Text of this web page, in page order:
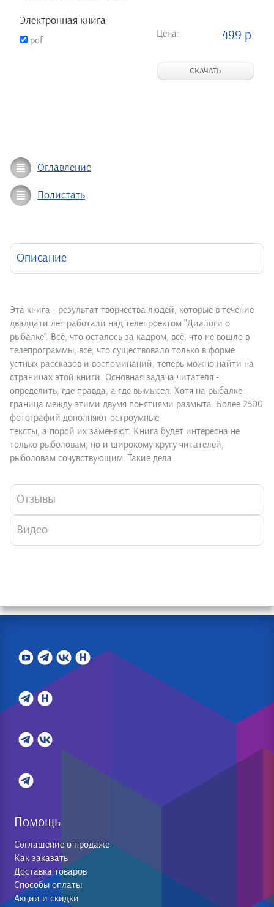
Электронная книга
pdf
Цена: 499 р.
СКАЧАТЬ
Оглавление
Полистать
Описание
Эта книга - результат творчества людей, которые в течение
двадцати лет работали над телепроектом "Диалоги о
рыбалке". Всё, что осталось за кадром, всё, что не вошло в
телепрограммы, всё, что существовало только в форме
устных рассказов и воспоминаний, теперь можно найти на
страницах этой книги. Основная задача читателя -
определить, где правда, а где вымысел. Хотя на рыбалке
граница между этими двумя понятиями размыта. Более 2500
фотографий дополняют остроумные
тексты, а порой их заменяют. Книга будет интересна не
только рыболовам, но и широкому кругу читателей,
рыболовам сочувствующим. Такие дела
Отзывы
Видео
Помощь
Соглашение о продаже
Как заказать
Доставка товаров
Способы оплаты
Акции и скидки